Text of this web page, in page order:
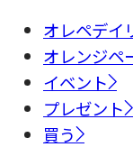
オレペデイ
オレンジペ
イベント
プレゼント
買う